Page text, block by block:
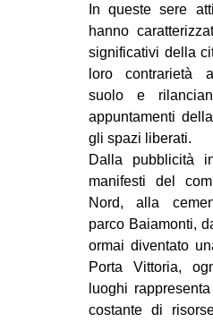
ZAM
SPAZI
SPORT
DIRITTO
In queste sere
hanno
significativi della
loro contrarietà
suolo e
appuntamenti
gli spazi liberati.
Dalla pubblicità
manifesti del
Nord, alla
parco Baiamonti,
ormai diventato
Porta Vittoria,
luoghi
costante di